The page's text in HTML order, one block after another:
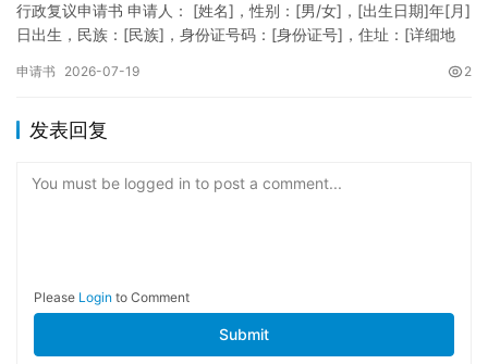
行政复议申请书 申请人： [姓名]，性别：[男/女]，[出生日期]年[月]
日出生，民族：[民族]，身份证号码：[身份证号]，住址：[详细地
申请书 2026-07-19 2
发表回复
You must be logged in to post a comment...
Please Login to Comment
Submit